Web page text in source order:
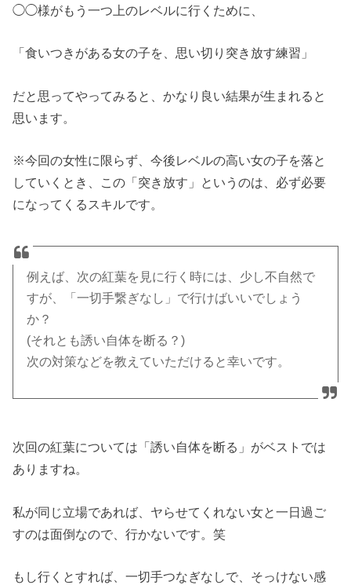
◯◯様がもう一つ上のレベルに行くために、
「食いつきがある女の子を、思い切り突き放す練習」
だと思ってやってみると、かなり良い結果が生まれると
思います。
※今回の女性に限らず、今後レベルの高い女の子を落と
していくとき、この「突き放す」というのは、必ず必要
になってくるスキルです。
例えば、次の紅葉を見に行く時には、少し不自然で
すが、「一切手繋ぎなし」で行けばいいでしょう
か？
(それとも誘い自体を断る？)
次の対策などを教えていただけると幸いです。
次回の紅葉については「誘い自体を断る」がベストでは
ありますね。
私が同じ立場であれば、ヤらせてくれない女と一日過ご
すのは面倒なので、行かないです。笑
もし行くとすれば、一切手つなぎなしで、そっけない感